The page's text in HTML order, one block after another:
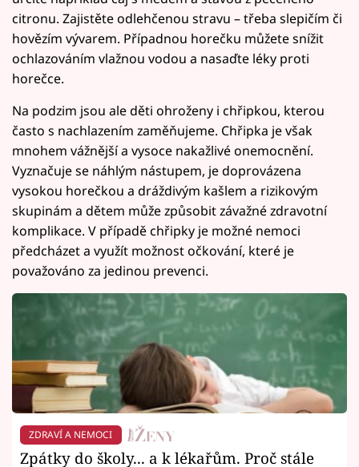
citronu. Zajistěte odlehčenou stravu – třeba slepičím či
hovězím vývarem. Případnou horečku můžete snížit
ochlazováním vlažnou vodou a nasaďte léky proti
horečce.
Na podzim jsou ale děti ohroženy i chřipkou, kterou
často s nachlazením zaměňujeme. Chřipka je však
mnohem vážnější a vysoce nakažlivé onemocnění.
Vyznačuje se náhlým nástupem, je doprovázena
vysokou horečkou a dráždivým kašlem a rizikovým
skupinám a dětem může způsobit závažné zdravotní
komplikace. V případě chřipky je možné nemoci
předcházet a využít možnost očkování, které je
považováno za jedinou prevenci.
ZDRAVÍ A NEMOCI
Zpátky do školy... a k lékařům. Proč stále